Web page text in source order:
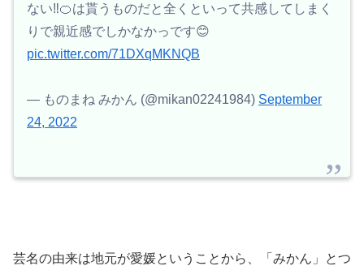
ない‼️🍊は貰うものだと全くといって共感してしまく
りで親近感でしかなかっです😊
pic.twitter.com/71DXqMKNQB
— ものまね みかん (@mikan02241984) September
24, 2022
芸名の由来は地元が愛媛ということから、「みかん」とつ